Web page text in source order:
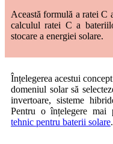
Această formulă a ratei C
calculul ratei C a
stocare a energiei solare.
Înțelegerea acestui
domeniul solar să
invertoare, sisteme
Pentru o înțelegere mai
tehnic pentru baterii solare.